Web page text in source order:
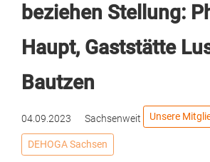
beziehen Stellung:
Haupt, Gaststätte
Bautzen
04.09.2023 Sachsenweit Unsere
DEHOGA Sachsen